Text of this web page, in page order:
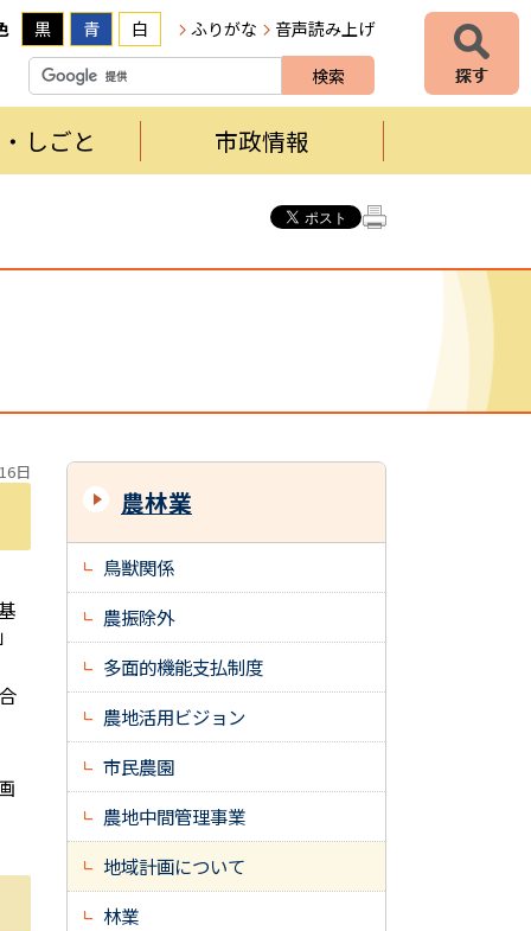
黒 青 白 ふりがな 音声読み上げ
しごと 市政情報
日
農林業
鳥獣関係
農振除外
多面的機能支払制度
農地活用ビジョン
市民農園
農地中間管理事業
地域計画について
林業